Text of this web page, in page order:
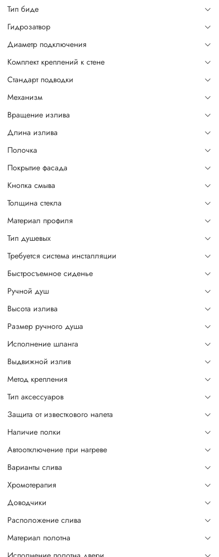
Тип биде
Гидрозатвор
Диаметр подключения
Комплект креплений к стене
Стандарт подводки
Механизм
Вращение излива
Длина излива
Полочка
Покрытие фасада
Кнопка смыва
Толщина стекла
Материал профиля
Тип душевых
Требуется система инсталляции
Быстросъемное сиденье
Ручной душ
Высота излива
Размер ручного душа
Исполнение шланга
Выдвижной излив
Метод крепления
Тип аксессуаров
Защита от известкового налета
Наличие полки
Автоотключение при нагреве
Варианты слива
Хромотерапия
Доводчики
Расположение слива
Материал полотна